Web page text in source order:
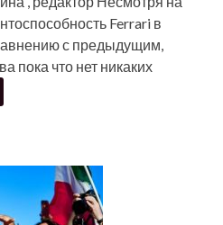
Ferrari в
с предыдущим,
пока что нет никаких